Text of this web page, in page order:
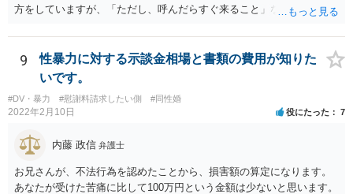
方をしていますが、「ただし、呼んだらすぐ来ること」などと条件を
通り関わりを断つ方向がいいと思います。
9
性暴力に対する示談金相場と書類の費用が知りた
いです。
#DV・暴力 #慰謝料請求したい側 #同性婚
2022年2月10日 役にたった 7
内藤 政信 弁護士
お兄さんが、不法行為を認めたことから、損害額の算定になります。
あなたが受けた苦痛に比して100万円という金額は少ないと思います。